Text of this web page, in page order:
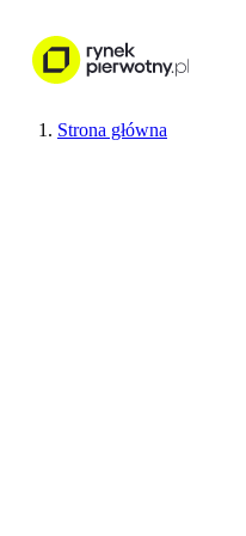
Nieruchomości
Strona główna